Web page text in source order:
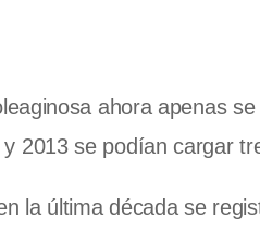
ahora apenas
2013 se podían cargar
la última década se